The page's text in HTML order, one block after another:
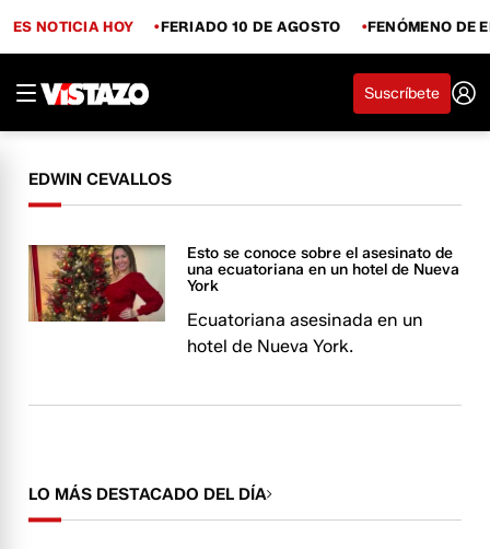
ES NOTICIA HOY FERIADO 10 DE AGOSTO FENÓMENO DE
Suscríbete
EDWIN CEVALLOS
Esto se conoce sobre el asesinato de
una ecuatoriana en un hotel de Nueva
York
Ecuatoriana asesinada en un
hotel de Nueva York.
LO MÁS DESTACADO DEL DÍA